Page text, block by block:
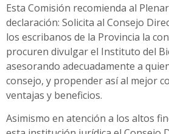
Esta Comisión recomienda al
declaración: Solicita al Consejo
los escribanos de la Provincia la
procuren divulgar el Instituto del
asesorando adecuadamente a
consejo, y propender así al mejor
ventajas y beneficios.
Asimismo en atención a los altos